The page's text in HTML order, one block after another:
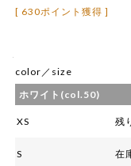
[ 630ポイント獲得 ]
color／size
ホワイト(col.50)
XS 残
S 在